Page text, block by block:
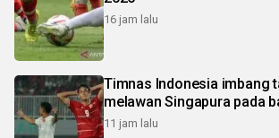
16 jam lalu
Timnas Indonesia imbang
melawan Singapura pada
11 jam lalu